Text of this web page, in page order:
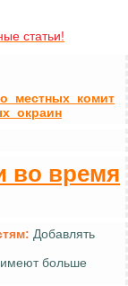
статьи!
во время
Добавлять
имеют больше